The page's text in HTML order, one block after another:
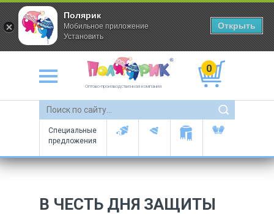
Оптово-производственная компания
0
Специальные
предложения
В ЧЕСТЬ ДНЯ ЗАЩИТЫ
Полярик
Мобильное приложение
Установить
Открыть